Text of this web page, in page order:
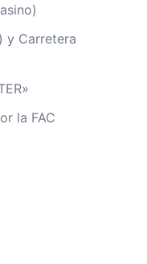
y Carretera
la FAC